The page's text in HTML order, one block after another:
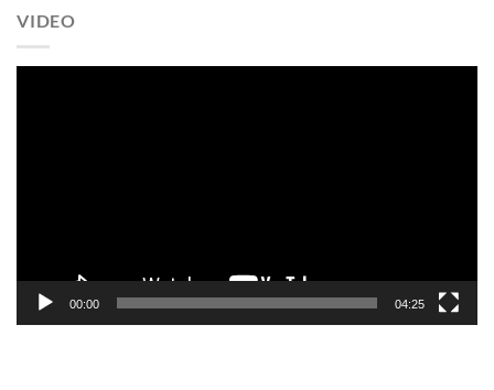
VIDEO
00:00 04:25